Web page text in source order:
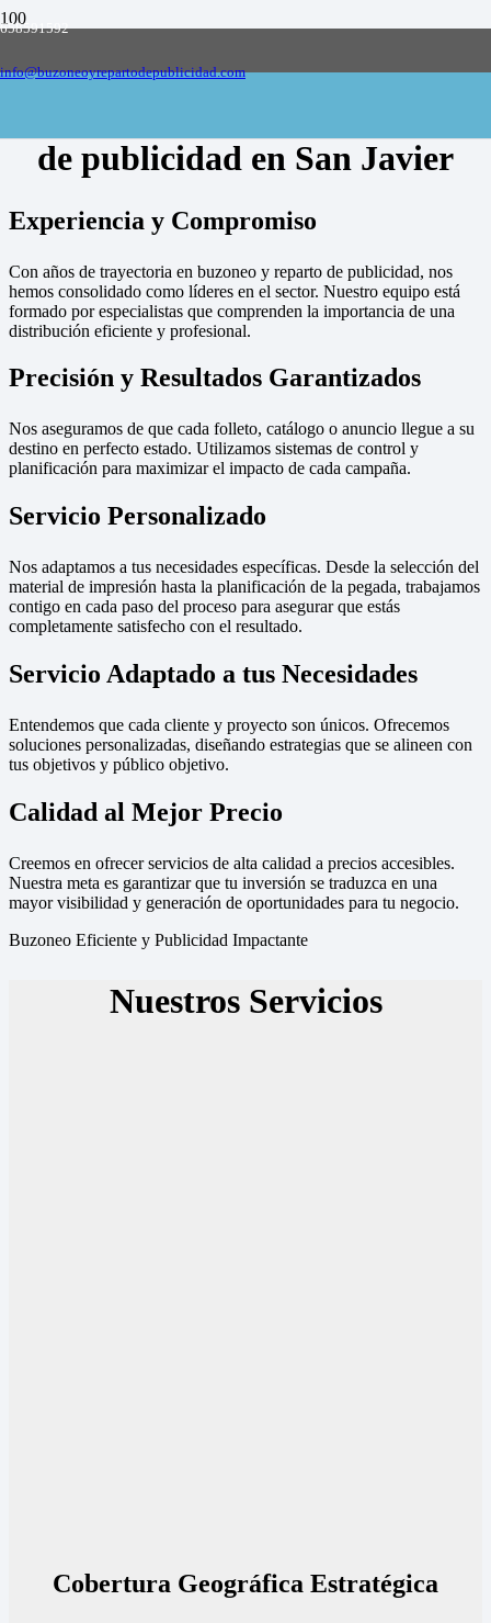
658591592
info@buzoneoyrepartodepublicidad.com
Empresa de buzoneo y reparto de publicidad
de publicidad en San Javier
Experiencia y Compromiso
Con años de trayectoria en buzoneo y reparto de publicidad, nos
hemos consolidado como líderes en el sector. Nuestro equipo está
formado por especialistas que comprenden la importancia de una
distribución eficiente y profesional.
Precisión y Resultados Garantizados
Nos aseguramos de que cada folleto, catálogo o anuncio llegue a su
destino en perfecto estado. Utilizamos sistemas de control y
planificación para maximizar el impacto de cada campaña.
Servicio Personalizado
Nos adaptamos a tus necesidades específicas. Desde la selección del
material de impresión hasta la planificación de la pegada, trabajamos
contigo en cada paso del proceso para asegurar que estás
completamente satisfecho con el resultado.
Servicio Adaptado a tus Necesidades
Entendemos que cada cliente y proyecto son únicos. Ofrecemos
soluciones personalizadas, diseñando estrategias que se alineen con
tus objetivos y público objetivo.
Calidad al Mejor Precio
Creemos en ofrecer servicios de alta calidad a precios accesibles.
Nuestra meta es garantizar que tu inversión se traduzca en una
mayor visibilidad y generación de oportunidades para tu negocio.
Buzoneo Eficiente y Publicidad Impactante
Nuestros Servicios
Cobertura Geográfica Estratégica